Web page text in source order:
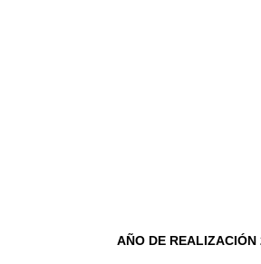
AÑO DE REALIZACIÓN